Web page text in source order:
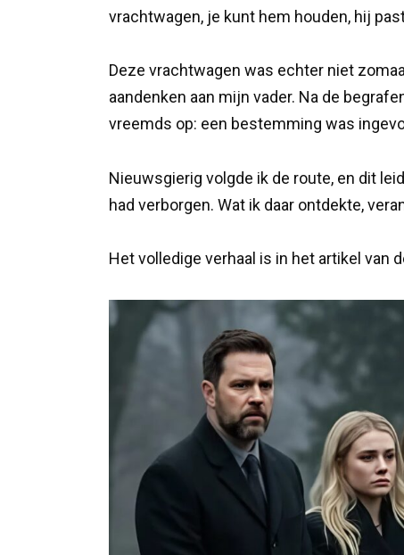
vrachtwagen, je kunt hem houden, hij
Deze vrachtwagen was echter niet
aandenken aan mijn vader. Na de
vreemds op: een bestemming was
Nieuwsgierig volgde ik de route, en dit
had verborgen. Wat ik daar ontdekte,
Het volledige verhaal is in het artikel van